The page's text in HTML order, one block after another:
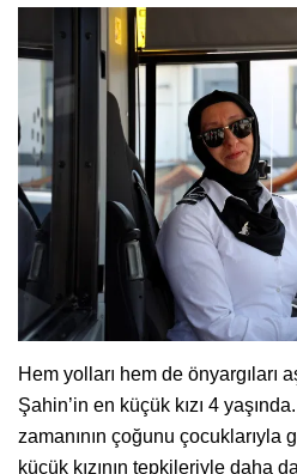
Hem yolları hem de önyargıları
Şahin’in en küçük kızı 4
zamanının çoğunu çocuklarıyla
küçük kızının tepkileriyle daha